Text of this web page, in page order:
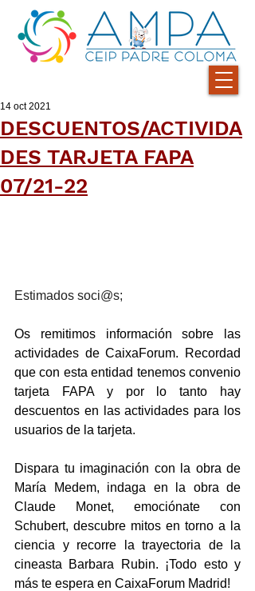
DESCUENTOS/ACTIVIDA
DES TARJETA FAPA
07/21-22
14 oct 2021
Estimados soci@s;
Os remitimos información sobre las
actividades de CaixaForum. Recordad
que con esta entidad tenemos convenio
tarjeta FAPA y por lo tanto hay
descuentos en las actividades para los
usuarios de la tarjeta.
Dispara tu imaginación con la obra de
María Medem, indaga en la obra de
Claude Monet, emociónate con
Schubert, descubre mitos en torno a la
ciencia y recorre la trayectoria de la
cineasta Barbara Rubin. ¡Todo esto y
más te espera en CaixaForum Madrid!